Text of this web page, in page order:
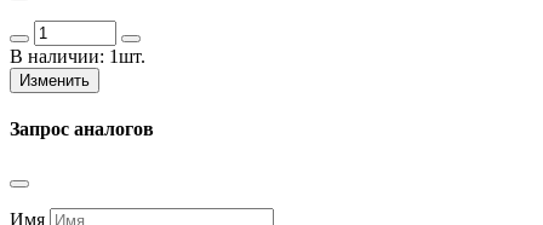
В наличии: 1шт.
Изменить
Запрос аналогов
Имя